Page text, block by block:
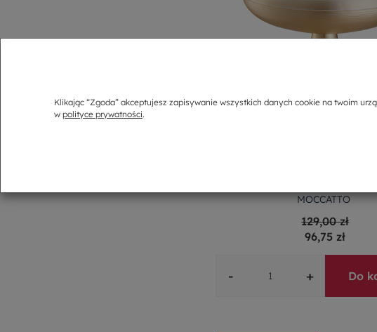
MOCCATTO
129,00 zł
96,75 zł
- + Do
Klikając “Zgoda” akceptujesz zapisywanie wszystkich danych cookie na twoim
w polityce prywatności.